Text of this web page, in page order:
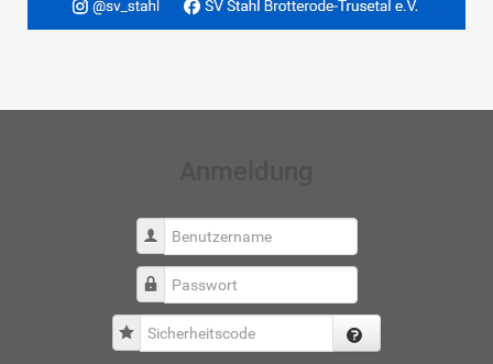
Benutzername
Passwort
Sicherheitscode